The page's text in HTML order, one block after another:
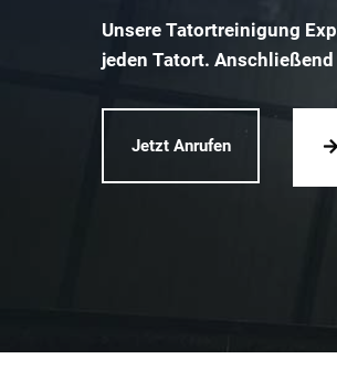
Unsere Tatortreinigung
jeden Tatort.
Jetzt Anrufen